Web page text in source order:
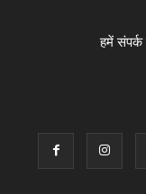
हमें